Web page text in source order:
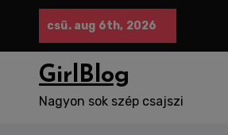
content
csü. aug 6th, 2026
GirlBlog
Nagyon sok szép csajszi